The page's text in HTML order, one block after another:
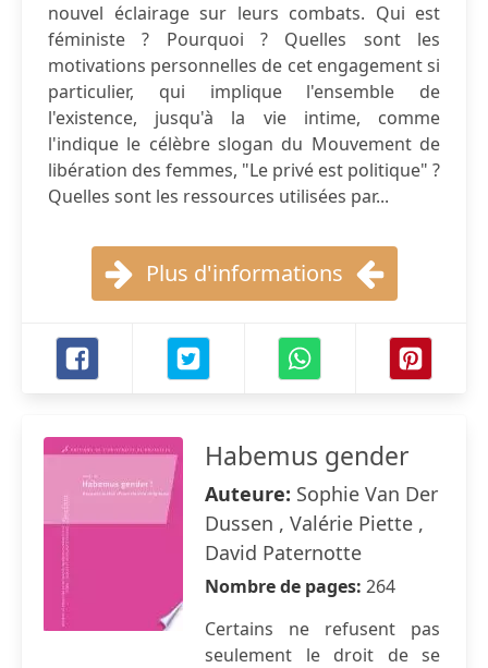
nouvel éclairage sur leurs combats. Qui est
féministe ? Pourquoi ? Quelles sont les
motivations personnelles de cet engagement si
particulier, qui implique l'ensemble de
l'existence, jusqu'à la vie intime, comme
l'indique le célèbre slogan du Mouvement de
libération des femmes, "Le privé est politique" ?
Quelles sont les ressources utilisées par...
Plus d'informations
Habemus gender
Auteure: Sophie Van Der
Dussen , Valérie Piette ,
David Paternotte
Nombre de pages: 264
Certains ne refusent pas
seulement le droit de se